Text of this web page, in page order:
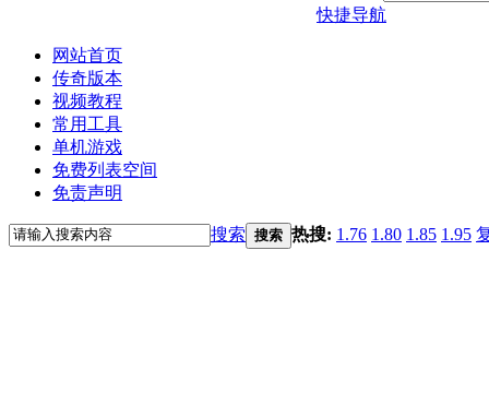
快捷导航
网站首页
传奇版本
视频教程
常用工具
单机游戏
免费列表空间
免责声明
搜索 搜索 热搜: 1.76 1.80 1.85 1.95